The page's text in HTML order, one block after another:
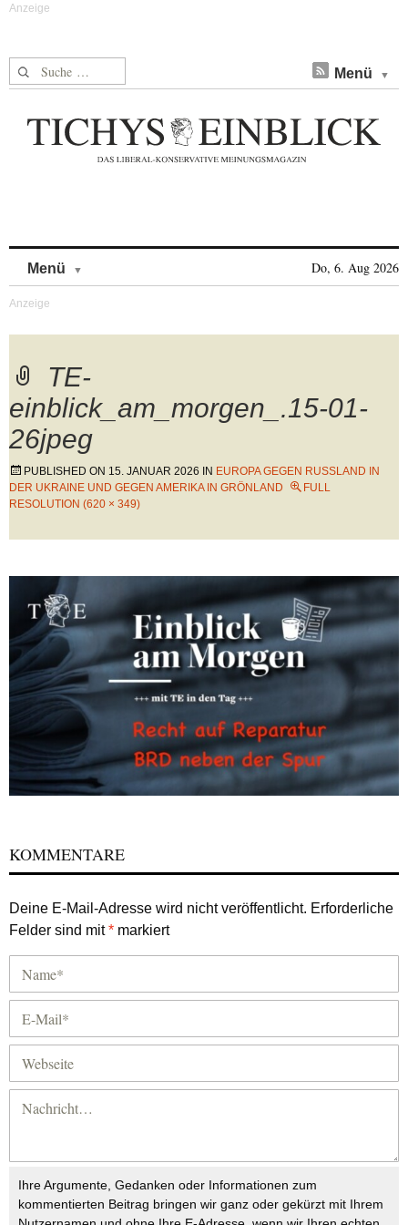
Suche nach: Menü
Menü Do, 6. Aug 2026
TE-
einblick_am_morgen_.15-01-
26jpeg
PUBLISHED ON 15. JANUAR 2026 IN EUROPA GEGEN RUSSLAND IN
DER UKRAINE UND GEGEN AMERIKA IN GRÖNLAND
FULL
RESOLUTION (620 × 349)
KOMMENTARE
Deine E-Mail-Adresse wird nicht veröffentlicht. Erforderliche
Felder sind mit* markiert
Ihre Argumente, Gedanken oder Informationen zum
kommentierten Beitrag bringen wir ganz oder gekürzt mit Ihrem